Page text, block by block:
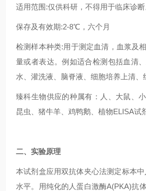
适用范围:仅供科研，不得用于临床诊断
保存及有效期:2-8℃，六个月
检测样本种类:用于测定血清，血浆及
量或者表达。例如适合检测包括血清
水、灌洗液、脑脊液、细胞培养上清、
臻科生物供应的种属有：人、大鼠、小
昆虫、猪牛羊、鸡鸭鹅、植物ELISA试
二、实验原理
本试剂盒应用双抗体夹心法测定标本
水平。用纯化的人蛋白激酶A(PKA)抗